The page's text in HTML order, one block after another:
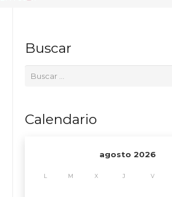
Buscar
Calendario
agosto 2026
L M X J V